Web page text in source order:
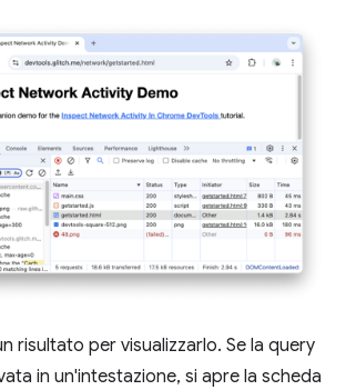
risultato per visualizzarlo. Se la query
in un'intestazione, si apre la scheda